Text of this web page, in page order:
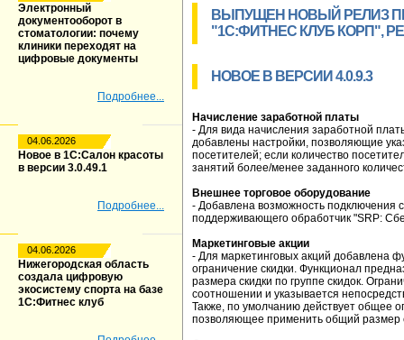
Электронный
документооборот в
стоматологии: почему
клиники переходят на
цифровые документы
Подробнее...
04.06.2026
Новое в 1С:Салон красоты
в версии 3.0.49.1
Подробнее...
04.06.2026
Нижегородская область
создала цифровую
экосистему спорта на базе
1С:Фитнес клуб
ВЫПУЩЕН НОВЫЙ РЕЛИЗ
"1С:ФИТНЕС КЛУБ КОРП",
НОВОЕ В ВЕРСИИ 4.0.9.3
Начисление заработной платы
- Для вида начисления заработной
добавлены настройки, позволяющие
посетителей; если количество
занятий более/менее заданного
Внешнее торговое оборудование
- Добавлена возможность подключения
поддерживающего обработчик "SRP:
Маркетинговые акции
- Для маркетинговых акций добавлена
ограничение скидки. Функционал
размера скидки по группе скидок.
соотношении и указывается
Также, по умолчанию действует общее
позволяющее применить общий размер